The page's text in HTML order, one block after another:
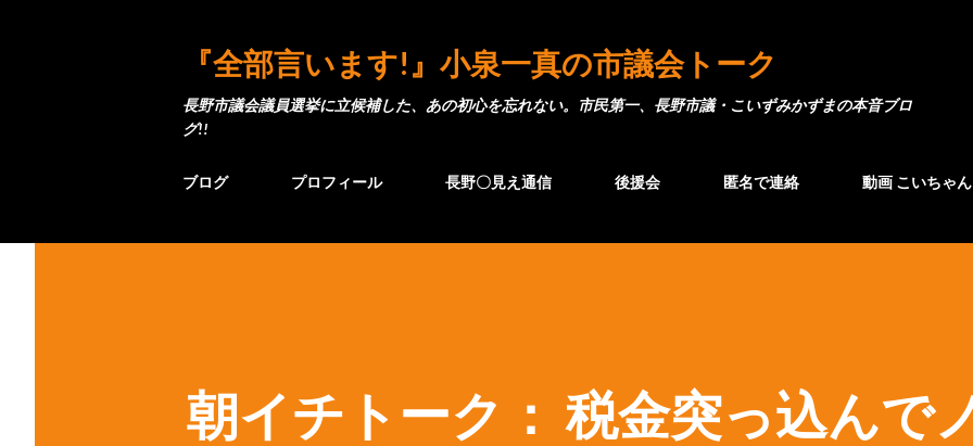
『全部言います!』小泉一真の市議会トーク
長野市議会議員選挙に立候補した、あの初心を忘れない。市民第一、長野市議・こいずみかずまの本音ブロ
グ!!
ブログ プロフィール 長野〇見え通信 後援会 匿名で連絡 動画 こいちゃ
朝イチトーク： 税金突っ込んで